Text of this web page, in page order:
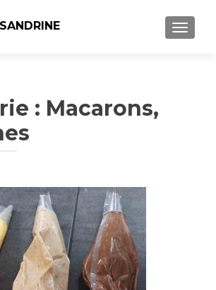
: Macarons,